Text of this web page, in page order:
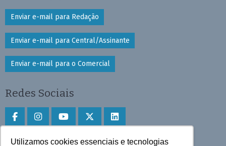
Utilizamos cookies essenciais e tecnologias
Enviar e-mail para Redação
Enviar e-mail para Central/Assinante
Enviar e-mail para o Comercial
Redes Sociais